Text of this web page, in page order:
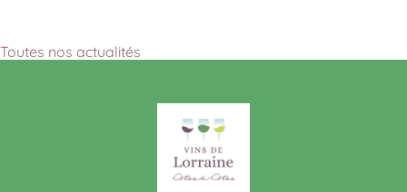
Toutes nos actualités